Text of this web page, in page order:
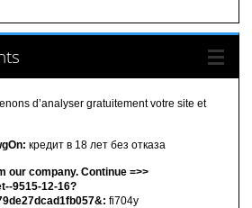
d’analyser gratuitement votre site et
кредит в 18 лет без отказа
our company. Continue =>>
9515-12-16?
fi704y